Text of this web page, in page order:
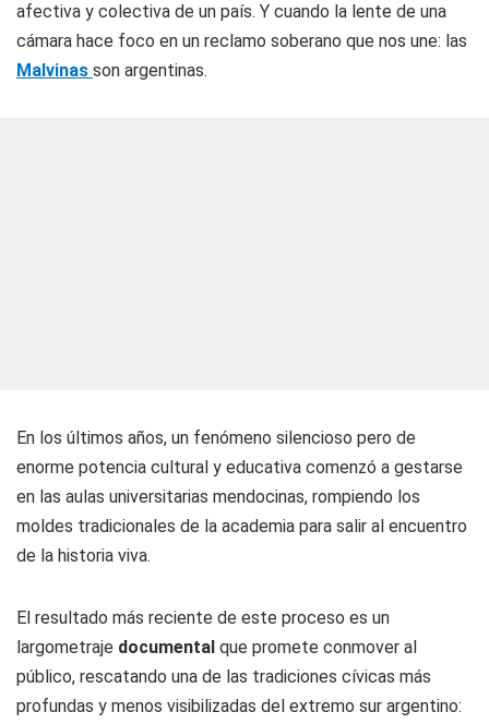
afectiva y colectiva de un país. Y cuando la lente de una
cámara hace foco en un reclamo soberano que nos une: las
Malvinas son argentinas.
En los últimos años, un fenómeno silencioso pero de
enorme potencia cultural y educativa comenzó a gestarse
en las aulas universitarias mendocinas, rompiendo los
moldes tradicionales de la academia para salir al encuentro
de la historia viva.
El resultado más reciente de este proceso es un
largometraje documental que promete conmover al
público, rescatando una de las tradiciones cívicas más
profundas y menos visibilizadas del extremo sur argentino: